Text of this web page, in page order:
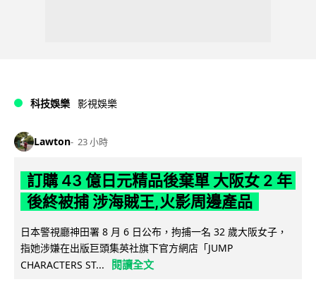
科技娛樂 影視娛樂
Lawton 23 小時
訂購 43 億日元精品後棄單 大阪女 2 年
後終被捕 涉海賊王,火影周邊產品
日本警視廳神田署 8 月 6 日公布，拘捕一名 32 歲大阪女子，
指她涉嫌在出版巨頭集英社旗下官方網店「JUMP
CHARACTERS ST...
閱讀全文